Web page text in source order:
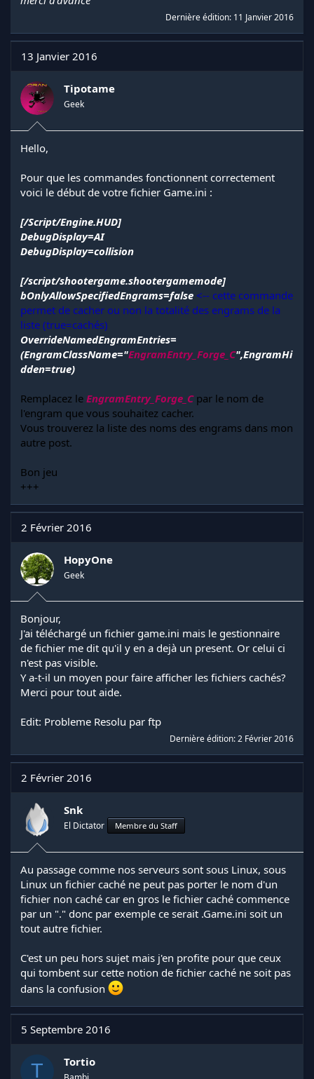
Dernière édition: 11 Janvier 2016
13 Janvier 2016
Tipotame
Geek
Hello,
Pour que les commandes fonctionnent correctement
voici le début de votre fichier Game.ini :
[/Script/Engine.HUD]
DebugDisplay=AI
DebugDisplay=collision
[/script/shootergame.shootergamemode]
bOnlyAllowSpecifiedEngrams=false <-- cette commande
permet de cacher ou non la totalité des engrams de la
liste (true=cachés)
OverrideNamedEngramEntries=
(EngramClassName="EngramEntry_Forge_C",EngramHi
dden=true)
Remplacez le EngramEntry_Forge_Cpar le nom de
l'engram que vous souhaitez cacher.
Vous trouverez la liste des noms des engrams dans mon
autre post.
Bon jeu
+++
2 Février 2016
HopyOne
Geek
Bonjour,
J'ai téléchargé un fichier game.ini mais le gestionnaire
de fichier me dit qu'il y en a dejà un present. Or celui ci
n'est pas visible.
Y a-t-il un moyen pour faire afficher les fichiers cachés?
Merci pour tout aide.
Edit: Probleme Resolu par ftp
Dernière édition:2 Février 2016
2 Février 2016
Snk
El Dictator Membre du Staff
Au passage comme nos serveurs sont sous Linux, sous
Linux un fichier caché ne peut pas porter le nom d'un
fichier non caché car en gros le fichier caché commence
par un "." donc par exemple ce serait .Game.ini soit un
tout autre fichier.
C'est un peu hors sujet mais j'en profite pour que ceux
qui tombent sur cette notion de fichier caché ne soit pas
dans la confusion
5 Septembre 2016
T Tortio